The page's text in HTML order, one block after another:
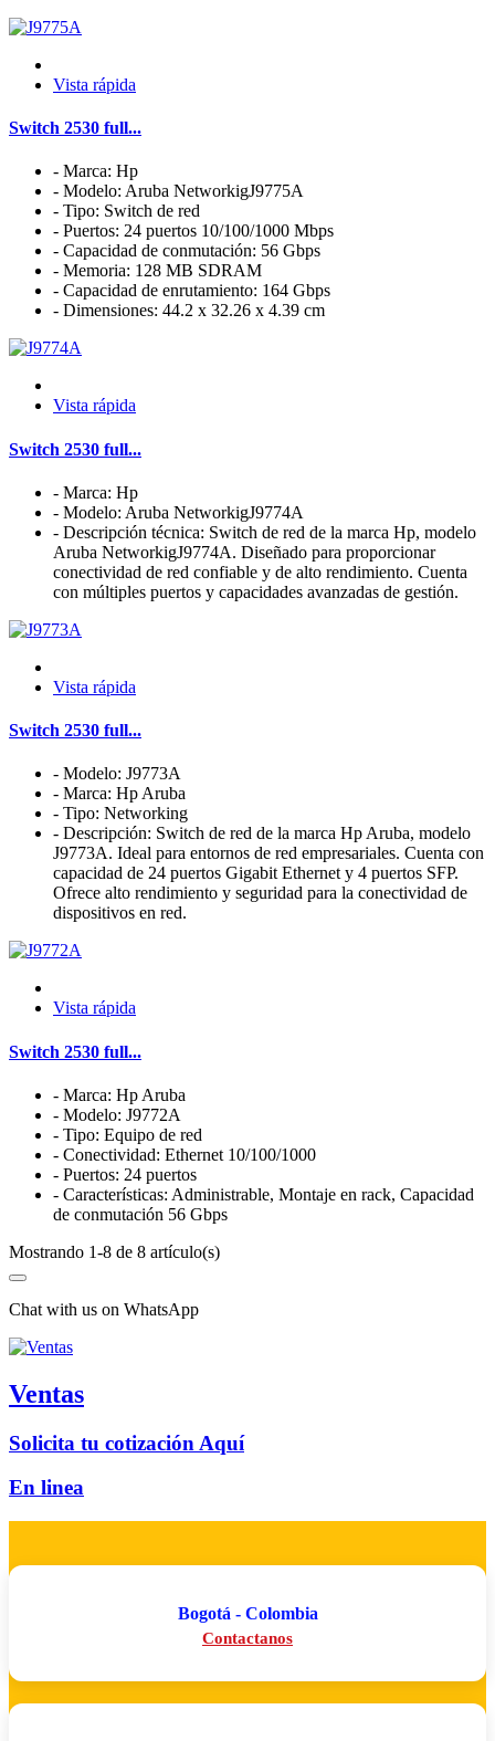
Vista rápida
Switch 2530 full...
- Marca: Hp
- Modelo: Aruba NetworkigJ9775A
- Tipo: Switch de red
- Puertos: 24 puertos 10/100/1000 Mbps
- Capacidad de conmutación: 56 Gbps
- Memoria: 128 MB SDRAM
- Capacidad de enrutamiento: 164 Gbps
- Dimensiones: 44.2 x 32.26 x 4.39 cm
Vista rápida
Switch 2530 full...
- Marca: Hp
- Modelo: Aruba NetworkigJ9774A
- Descripción técnica: Switch de red de la marca Hp, modelo
Aruba NetworkigJ9774A. Diseñado para proporcionar
conectividad de red confiable y de alto rendimiento. Cuenta
con múltiples puertos y capacidades avanzadas de gestión.
Vista rápida
Switch 2530 full...
- Modelo: J9773A
- Marca: Hp Aruba
- Tipo: Networking
- Descripción: Switch de red de la marca Hp Aruba, modelo
J9773A. Ideal para entornos de red empresariales. Cuenta con
capacidad de 24 puertos Gigabit Ethernet y 4 puertos SFP.
Ofrece alto rendimiento y seguridad para la conectividad de
dispositivos en red.
Vista rápida
Switch 2530 full...
- Marca: Hp Aruba
- Modelo: J9772A
- Tipo: Equipo de red
- Conectividad: Ethernet 10/100/1000
- Puertos: 24 puertos
- Características: Administrable, Montaje en rack, Capacidad
de conmutación 56 Gbps
Mostrando 1-8 de 8 artículo(s)
Chat with us on WhatsApp
Ventas
Solicita tu cotización Aquí
En linea
Bogotá - Colombia
Contactanos